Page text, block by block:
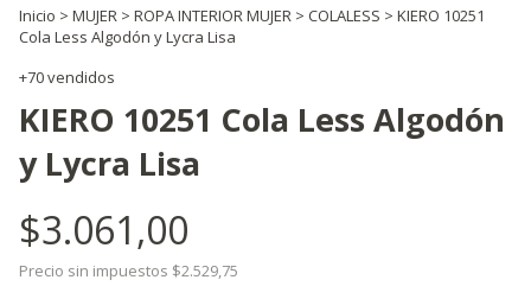
Inicio > MUJER > ROPA INTERIOR MUJER > COLALESS > KIERO 10251
Cola Less Algodón y Lycra Lisa
+70 vendidos
KIERO 10251 Cola Less Algodón
y Lycra Lisa
$3.061,00
Precio sin impuestos $2.529,75